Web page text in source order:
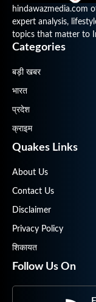
hindawazmedia.com
expert analysis,
topics that matter to
Categories
बड़ी खबर
भारत
प्रदेश
क्राइम
Quakes Links
About Us
Contact Us
Disclaimer
Privacy Policy
शिकायत
Follow Us On